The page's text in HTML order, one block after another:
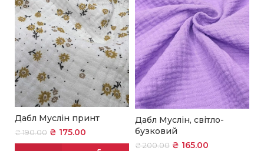
Дабл Муслін принт
₴190.00 ₴ 175.00
Дабл Муслін, світло-
бузковий
₴200.00 ₴ 165.00